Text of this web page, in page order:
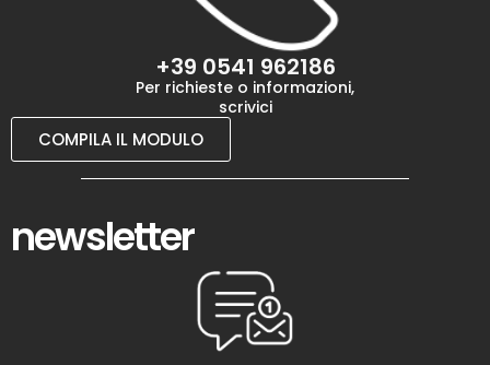
+39 0541 962186
Per richieste o informazioni,
scrivici
COMPILA IL MODULO
newsletter